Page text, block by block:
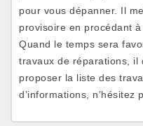
pour vous dépanner. Il
provisoire en procédant
Quand le temps sera
travaux de réparations, il
proposer la liste des
d’informations, n’hésitez